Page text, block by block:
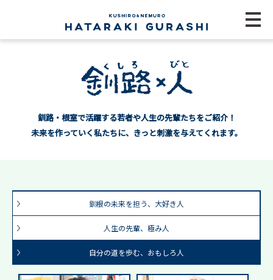
釧路・根室で活躍する若者や人生の先輩たちをご紹介！
未来を作っていく私たちに、きっと刺激を与えてくれます。
釧根の未来を担う、大好き人
人生の先輩、極み人
自分の道を歩む、おもしろ人